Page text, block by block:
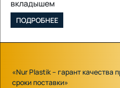
«Nur Plastik – гарант качества
сроки поставки»